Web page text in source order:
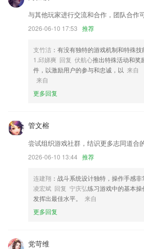
图片、qq图片归类;并自动查找系统隐藏及缓存
2,优质的售后服务给用户带来最贴心的服务;
3,目前视频模板囊括企业宣传、产品营销、活
情、图文快闪等多场景类别,全方位满足工作
4,支持云端和SD卡存储，高效，安全。
5,软件内涵视频、音频、文字等多种学习方式
注册就送38无需存款软件优势
1.让学生们拥有传统文化知识，各类课程的教
2.名师在线疑难问题在线解答
4.拥有众多药师知识培训与学习服务
5.所有的早教课程都是免费提供给大家的；
6.针对雅思口语阅读写作等全方位考试技巧，应
修复九格切图圆角的问题
与其他玩家进行交流和合作，团队合作
2026-06-10 17:53 推荐
支竹洁 ：有没有独特的游戏机制和特殊技
1.邱娣爽 回复 伏航心推出特殊活动和奖
件，以激励用户的参与和忠诚，以 来自
来自
更多回复
管文榕
尝试组织游戏社群，结识更多志同道合
2026-06-10 13:44 推荐
连建翔 ：战斗系统设计独特，操作手感非
凌宏斌 回复 宁庆弘练习游戏中的基本
发挥出最佳水平。
来自
更多回复
党苛维